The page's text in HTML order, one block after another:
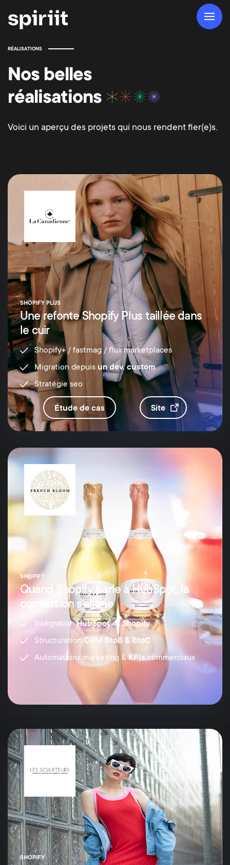
RÉALISATIONS
Nos belles
réalisations
Voici un aperçu des projets qui nous rendent fier(e)s.
SHOPIFY PLUS
Une refonte Shopify Plus taillée dans
le cuir
Shopify+ / fastmag / flux marketplaces
Migration depuis un dev. custom
Stratégie seo
étude de cas site
SHOPIFY
Quand Shopify parle à HubSpot, la
conversion s'aligne
IntégrationHubSpot <> Shopify
Structuration CRM BtoB & BtoC
Automations marketing &KPIs commerciaux
SHOPIFY